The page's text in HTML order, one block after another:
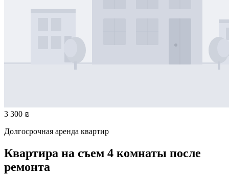
3 300 ₪
Долгосрочная аренда квартир
Квартира на съем 4 комнаты после
ремонта